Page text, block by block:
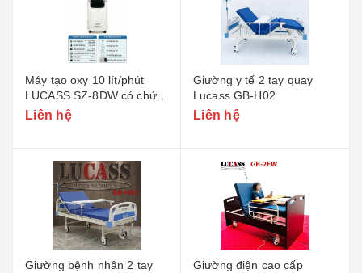
Máy tạo oxy 10 lít/phút
LUCASS SZ-8DW có chức
năng xông
Liên hệ
Giường y tế 2 tay quay
Lucass GB-H02
Liên hệ
Giường bệnh nhân 2 tay
Giường điện cao cấp